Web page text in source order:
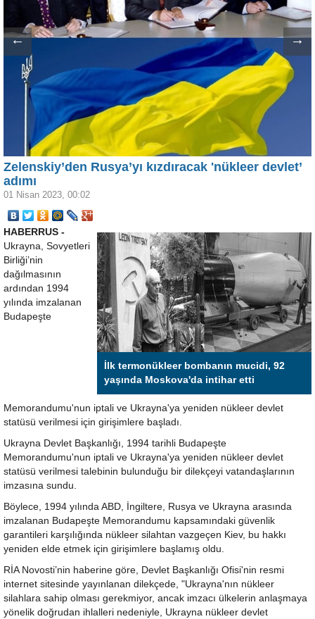
← →
Zelenskiy’den Rusya’yı kızdıracak 'nükleer devlet’
adımı
01 Nisan 2023, 00:02
İlk termonükleer bombanın mucidi, 92
yaşında Moskova'da intihar etti
HABERRUS -
Ukrayna, Sovyetleri
Birliği’nin
dağılmasının
ardından 1994
yılında imzalanan
Budapeşte
Memorandumu'nun iptali ve Ukrayna'ya yeniden nükleer devlet
statüsü verilmesi için girişimlere başladı.
Ukrayna Devlet Başkanlığı, 1994 tarihli Budapeşte
Memorandumu'nun iptali ve Ukrayna'ya yeniden nükleer devlet
statüsü verilmesi talebinin bulunduğu bir dilekçeyi vatandaşlarının
imzasına sundu.
Böylece, 1994 yılında ABD, İngiltere, Rusya ve Ukrayna arasında
imzalanan Budapeşte Memorandumu kapsamındaki güvenlik
garantileri karşılığında nükleer silahtan vazgeçen Kiev, bu hakkı
yeniden elde etmek için girişimlere başlamış oldu.
RİA Novosti’nin haberine göre, Devlet Başkanlığı Ofisi'nin resmi
internet sitesinde yayınlanan dilekçede, "Ukrayna'nın nükleer
silahlara sahip olması gerekmiyor, ancak imzacı ülkelerin anlaşmaya
yönelik doğrudan ihlalleri nedeniyle, Ukrayna nükleer devlet